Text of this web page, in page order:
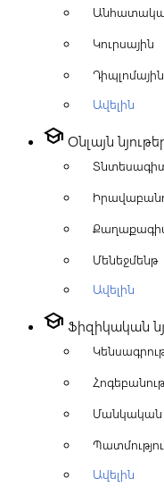
Կուրսային
Դիպլոմային
Ավելին
school Օնլայն
Մենեջմենթ
Ավելին
school Ֆիզիկական
Մանկական
Ավելին